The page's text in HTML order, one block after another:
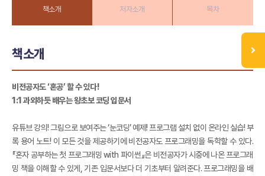
책소개 저자소개 목차
책소개
비전공자도 ‘혼공’ 할 수 있다!
1:1 과외하듯 배우는 왕초보 코딩 입문서
유튜브 강의! 그림으로 보여주는 ‘눈코딩’ 예제! 프로그램 설치 없이 온라인 실습! 부
록 용어 노트! 이 모든 것을 제공하기에 비전공자도 프로그래밍을 독학할 수 있다.
『혼자 공부하는 첫 프로그래밍 with 파이썬』은 비전공자가 시중에 나온 프로그래
밍 책을 이해할 수 있게, 기존 입문서보다 더 기초부터 알려준다. 프로그래밍을 배